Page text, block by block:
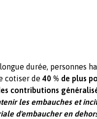
durée, personnes
cotiser de 40 % de plus
contributions
les embauches et
d'embaucher en